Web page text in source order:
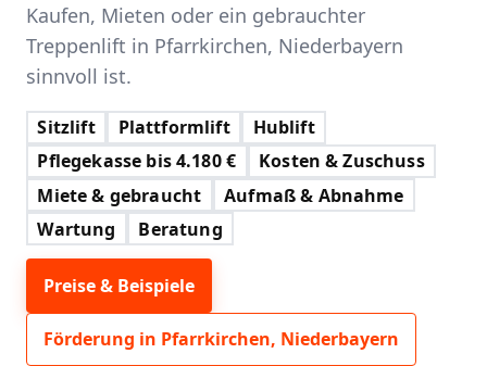
Kaufen, Mieten oder ein gebrauchter
Treppenlift in Pfarrkirchen, Niederbayern
sinnvoll ist.
Sitzlift Plattformlift
Hublift
Pflegekasse bis 4.180 €
Kosten & Zuschuss
Miete & gebraucht
Aufmaß & Abnahme
Wartung
Beratung
Preise & Beispiele
Förderung in Pfarrkirchen, Niederbayern